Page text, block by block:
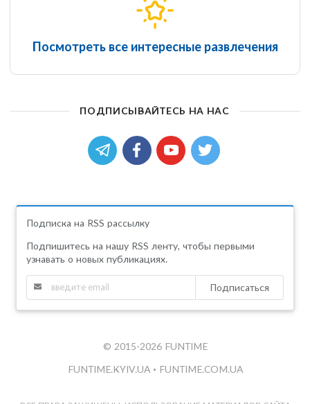
Посмотреть все интересные развлечения
ПОДПИСЫВАЙТЕСЬ НА НАС
Подписка на RSS рассылку
Подпишитесь на нашу RSS ленту, чтобы первыми
узнавать о новых публикациях.
Подписаться
© 2015-2026 FUNTIME
FUNTIME.KYIV.UA • FUNTIME.COM.UA